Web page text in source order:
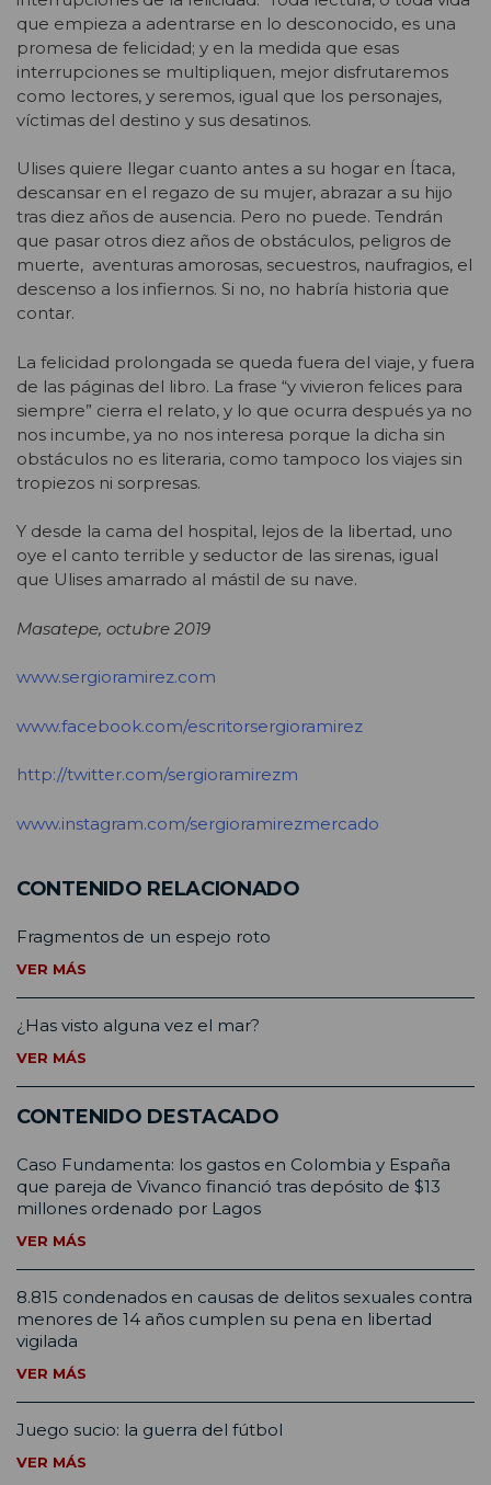
que empieza a adentrarse en lo desconocido, es una
promesa de felicidad; y en la medida que esas
interrupciones se multipliquen, mejor disfrutaremos
como lectores, y seremos, igual que los personajes,
víctimas del destino y sus desatinos.
Ulises quiere llegar cuanto antes a su hogar en Ítaca,
descansar en el regazo de su mujer, abrazar a su hijo
tras diez años de ausencia. Pero no puede. Tendrán
que pasar otros diez años de obstáculos, peligros de
muerte, aventuras amorosas, secuestros, naufragios, el
descenso a los infiernos. Si no, no habría historia que
contar.
La felicidad prolongada se queda fuera del viaje, y fuera
de las páginas del libro. La frase “y vivieron felices para
siempre” cierra el relato, y lo que ocurra después ya no
nos incumbe, ya no nos interesa porque la dicha sin
obstáculos no es literaria, como tampoco los viajes sin
tropiezos ni sorpresas.
Y desde la cama del hospital, lejos de la libertad, uno
oye el canto terrible y seductor de las sirenas, igual
que Ulises amarrado al mástil de su nave.
Masatepe, octubre 2019
www.sergioramirez.com
www.facebook.com/escritorsergioramirez
http://twitter.com/sergioramirezm
www.instagram.com/sergioramirezmercado
CONTENIDO RELACIONADO
Fragmentos de un espejo roto
VER MÁS
¿Has visto alguna vez el mar?
VER MÁS
CONTENIDO DESTACADO
Caso Fundamenta: los gastos en Colombia y España
que pareja de Vivanco financió tras depósito de $13
millones ordenado por Lagos
VER MÁS
8.815 condenados en causas de delitos sexuales contra
menores de 14 años cumplen su pena en libertad
vigilada
VER MÁS
Juego sucio: la guerra del fútbol
VER MÁS